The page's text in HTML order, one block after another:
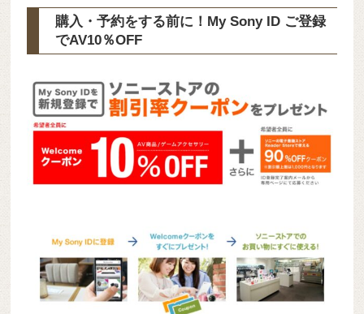
購入・予約をする前に！My Sony ID ご登録
でAV10％OFF